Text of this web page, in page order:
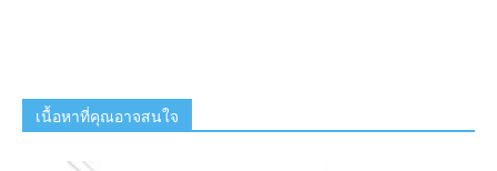
เนื้อหาที่คุณอาจสนใจ